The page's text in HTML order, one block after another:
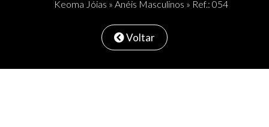
Keoma Jóias » Anéis Masculinos » Ref.: 054
Voltar